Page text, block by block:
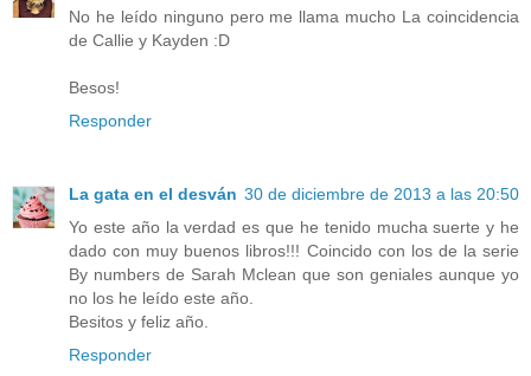
No he leído ninguno pero me llama mucho La coincidencia
de Callie y Kayden :D
Besos!
Responder
La gata en el desván 30 de diciembre de 2013 a las 20:50
Yo este año la verdad es que he tenido mucha suerte y he
dado con muy buenos libros!!! Coincido con los de la serie
By numbers de Sarah Mclean que son geniales aunque yo
no los he leído este año.
Besitos y feliz año.
Responder